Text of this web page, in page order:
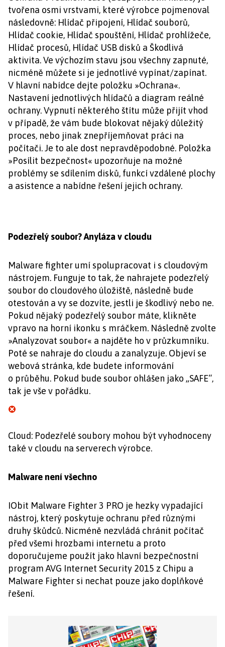
tvořena osmi vrstvami, které výrobce pojmenoval
následovně: Hlídač připojení, Hlídač souborů,
Hlídač cookie, Hlídač spouštění, Hlídač prohlížeče,
Hlídač procesů, Hlídač USB disků a Škodlivá
aktivita. Ve výchozím stavu jsou všechny zapnuté,
nicméně můžete si je jednotlivé vypínat/zapínat.
V hlavní nabídce dejte položku »Ochrana«.
Nastavení jednotlivých hlídačů a diagram reálné
ochrany. Vypnutí některého štítu může přijít vhod
v případě, že vám bude blokovat nějaký důležitý
proces, nebo jinak znepříjemňovat práci na
počítači. Je to ale dost nepravděpodobné. Položka
»Posílit bezpečnost« upozorňuje na možné
problémy se sdílením disků, funkcí vzdálené plochy
a asistence a nabídne řešení jejich ochrany.
Podezřelý soubor? Anyláza v cloudu
Malware fighter umí spolupracovat i s cloudovým
nástrojem. Funguje to tak, že nahrajete podezřelý
soubor do cloudového úložiště, následně bude
otestován a vy se dozvíte, jestli je škodlivý nebo ne.
Pokud nějaký podezřelý soubor máte, klikněte
vpravo na horní ikonku s mráčkem. Následně zvolte
»Analyzovat soubor« a najděte ho v průzkumníku.
Poté se nahraje do cloudu a zanalyzuje. Objeví se
webová stránka, kde budete informování
o průběhu. Pokud bude soubor ohlášen jako „SAFE“,
tak je vše v pořádku.
Cloud: Podezřelé soubory mohou být vyhodnoceny
také v cloudu na serverech výrobce.
Malware není všechno
IObit Malware Fighter 3 PRO je hezky vypadající
nástroj, který poskytuje ochranu před různými
druhy škůdců. Nicméně nezvládá chránit počítač
před všemi hrozbami internetu a proto
doporučujeme použít jako hlavní bezpečnostní
program AVG Internet Security 2015 z Chipu a
Malware Fighter si nechat pouze jako doplňkové
řešení.